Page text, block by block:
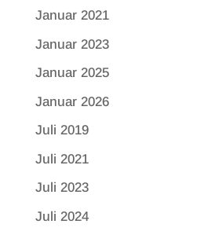
Januar 2021
Januar 2023
Januar 2025
Januar 2026
Juli 2019
Juli 2021
Juli 2023
Juli 2024